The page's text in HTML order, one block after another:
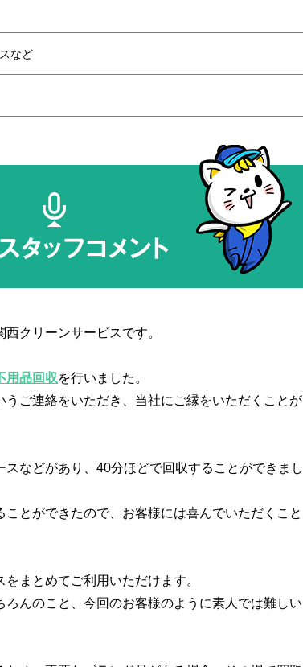
など
タッフコメント
クリーンサービスです。
用品回収を行いました。
ご連絡をいただき、当社にご縁をいただくことが
などがあり、40分ほどで回収することができまし
とができたので、お客様には喜んでいただくこと
まとめてご利用いただけます。
んのこと、今回のお客様のように素人では難しい